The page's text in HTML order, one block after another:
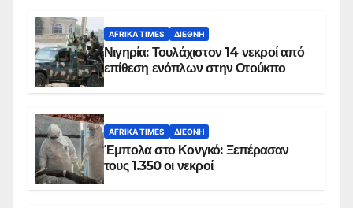
AFRIKA TIMES ΔΙΕΘΝΉ
Νιγηρία: Τουλάχιστον 14 νεκροί από
επίθεση ενόπλων στην Οτούκπο
AFRIKA TIMES ΔΙΕΘΝΉ
Έμπολα στο Κονγκό: Ξεπέρασαν
τους 1.350 οι νεκροί